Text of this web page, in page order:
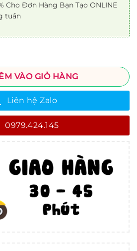
Cho Đơn Hàng Bạn Tạo ONLINE
tuần
VÀO GIỎ HÀNG
Liên hệ Zalo
0979.424.145